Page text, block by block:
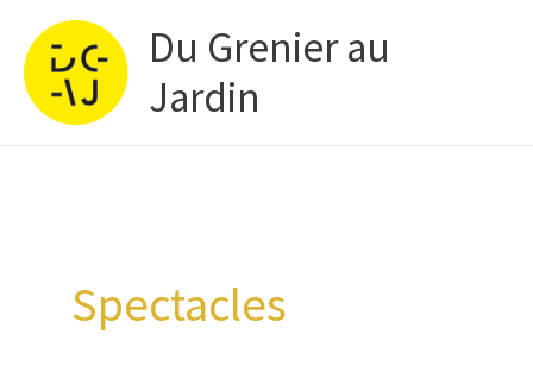
contenu
Du Grenier au
Jardin
Spectacles